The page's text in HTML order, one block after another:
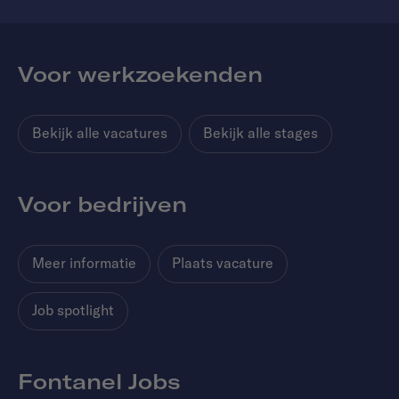
Voor werkzoekenden
Bekijk alle vacatures Bekijk alle stages
Voor bedrijven
Meer informatie Plaats vacature
Job spotlight
Fontanel Jobs